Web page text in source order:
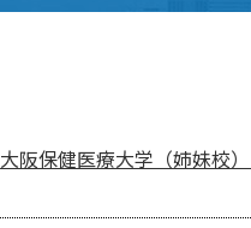
大阪保健医療大学（姉妹